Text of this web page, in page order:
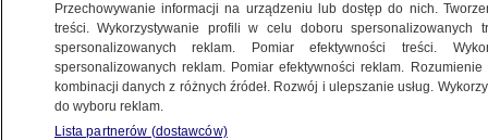
Oprac.Klaudia Kamieniarz
5.07.2026, 09:26
Posłuchaj artykułu
Czyta lektor AI
Przechowywanie informacji na urządzeniu lub dostęp do nich.
treści. Wykorzystywanie profili w celu doboru spersonalizowanych
spersonalizowanych reklam. Pomiar efektywności treści.
spersonalizowanych reklam. Pomiar efektywności reklam.
kombinacji danych z różnych źródeł. Rozwój i ulepszanie usług.
do wyboru reklam.
Lista partnerów (dostawców)